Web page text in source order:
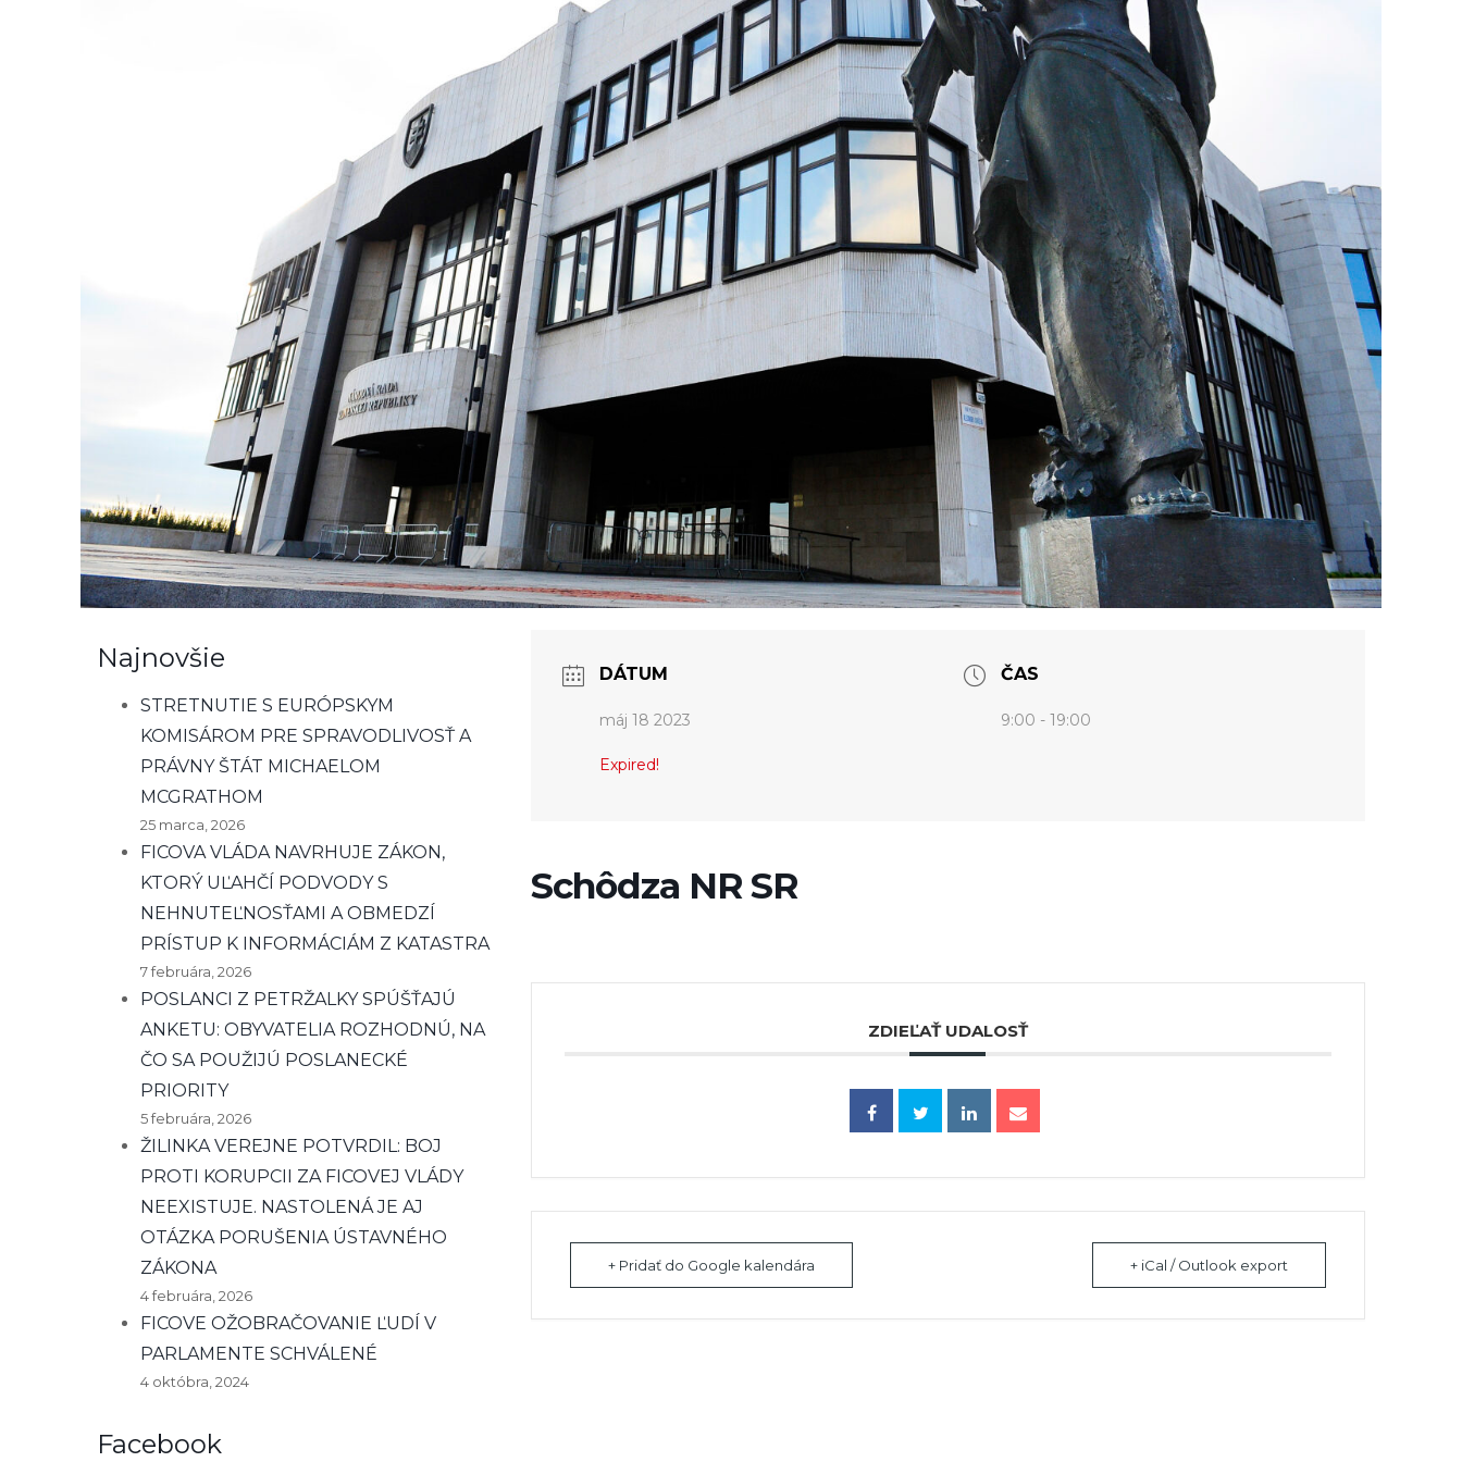
Najnovšie
STRETNUTIE S EURÓPSKYM
KOMISÁROM PRE SPRAVODLIVOSŤ A
PRÁVNY ŠTÁT MICHAELOM
MCGRATHOM
25 marca, 2026
FICOVA VLÁDA NAVRHUJE ZÁKON,
KTORÝ UĽAHČÍ PODVODY S
NEHNUTEĽNOSŤAMI A OBMEDZÍ
PRÍSTUP K INFORMÁCIÁM Z KATASTRA
7 februára, 2026
POSLANCI Z PETRŽALKY SPÚŠŤAJÚ
ANKETU: OBYVATELIA ROZHODNÚ, NA
ČO SA POUŽIJÚ POSLANECKÉ
PRIORITY
5 februára, 2026
ŽILINKA VEREJNE POTVRDIL: BOJ
PROTI KORUPCII ZA FICOVEJ VLÁDY
NEEXISTUJE. NASTOLENÁ JE AJ
OTÁZKA PORUŠENIA ÚSTAVNÉHO
ZÁKONA
4 februára, 2026
FICOVE OŽOBRAČOVANIE ĽUDÍ V
PARLAMENTE SCHVÁLENÉ
4 októbra, 2024
Facebook
DÁTUM
máj 18 2023
Expired!
ČAS
9:00 - 19:00
Schôdza NR SR
ZDIEĽAŤ UDALOSŤ
+ Pridať do Google kalendára + iCal / Outlook export